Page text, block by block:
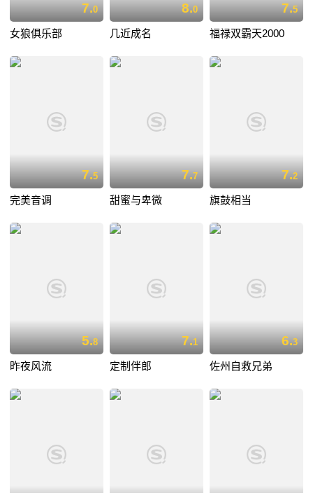
7.0
女狼俱乐部
8.0
几近成名
7.5
福禄双霸天2000
7.5
完美音调
7.7
甜蜜与卑微
7.2
旗鼓相当
5.8
昨夜风流
7.1
定制伴郎
6.3
佐州自救兄弟